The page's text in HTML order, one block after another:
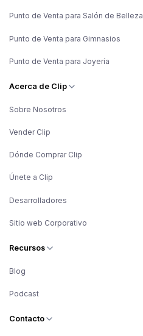
Punto de Venta para Salón de Belleza
Punto de Venta para Gimnasios
Punto de Venta para Joyería
Acerca de Clip
Sobre Nosotros
Vender Clip
Dónde Comprar Clip
Únete a Clip
Desarrolladores
Sitio web Corporativo
Recursos
Blog
Podcast
Contacto